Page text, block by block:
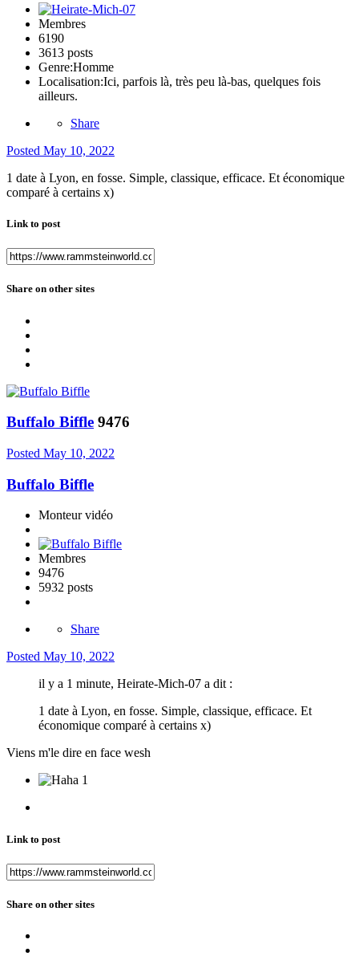
Membres
6190
3613 posts
Genre:Homme
Localisation:Ici, parfois là, très peu là-bas, quelques fois
ailleurs.
Share
Posted May 10, 2022
1 date à Lyon, en fosse. Simple, classique, efficace. Et économique
comparé à certains x)
Link to post
Share on other sites
Buffalo Biffle 9476
Posted May 10, 2022
Buffalo Biffle
Monteur vidéo
Membres
9476
5932 posts
Share
Posted May 10, 2022
il y a 1 minute, Heirate-Mich-07 a dit :
1 date à Lyon, en fosse. Simple, classique, efficace. Et
économique comparé à certains x)
Viens m'le dire en face wesh
1
Link to post
Share on other sites